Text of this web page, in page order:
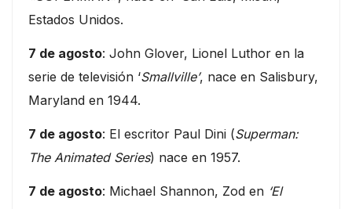
Estados Unidos.
7 de agosto: John Glover, Lionel Luthor en la
serie de televisión ‘Smallville’, nace en Salisbury,
Maryland en 1944.
7 de agosto: El escritor Paul Dini (Superman:
The Animated Series) nace en 1957.
7 de agosto: Michael Shannon, Zod en ‘El